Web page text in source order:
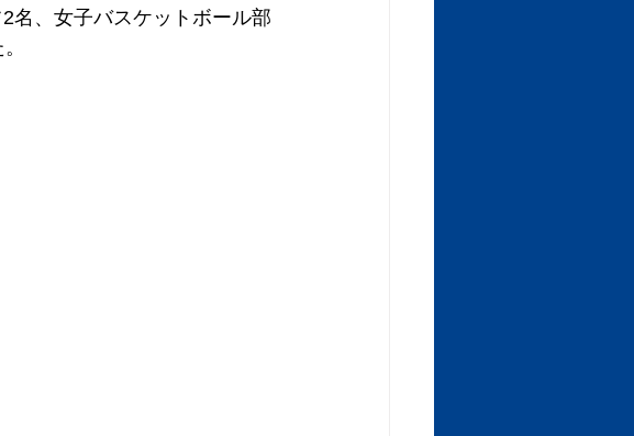
名、女子バスケットボール部